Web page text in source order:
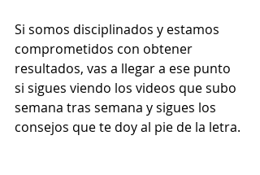
Si somos disciplinados y estamos
comprometidos con obtener
resultados, vas a llegar a ese punto
si sigues viendo los videos que subo
semana tras semana y sigues los
consejos que te doy al pie de la letra.